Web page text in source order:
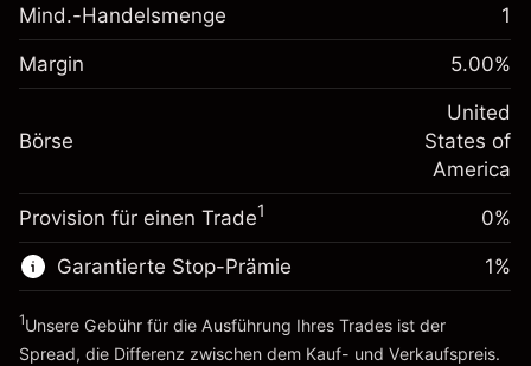
Übernachtfinanzierung
fremdfinanzierten
(-$4.31)
~$20,000.00
Zur Plattform
Margin. Ihre Investition
$1,000.00
Anpassung der
-0.000654
%
(-$0.13)
Positionsgröße mit Hebelwirkung
~$20,000.00
Geld aus Hebelwirkung ~ $
Zur Plattform
Mind.-Handelsmenge 1
Margin 5.00%
Börse
United
States of
America
Provision für einen Trade1 0%
Garantierte Stop-Prämie 1%
1Unsere Gebühr für die Ausführung Ihres Trades ist der
Spread, die Differenz zwischen dem Kauf- und Verkaufspreis.